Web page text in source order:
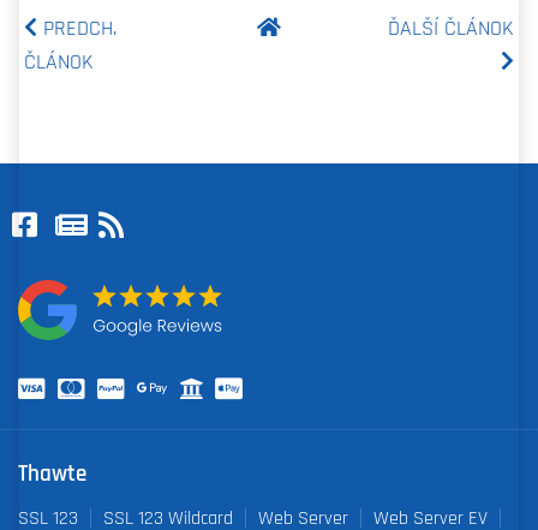
PREDCH.
ČLÁNOK
ĎALŠÍ ČLÁNOK
Thawte
SSL 123 SSL 123 Wildcard Web Server
Web Server EV